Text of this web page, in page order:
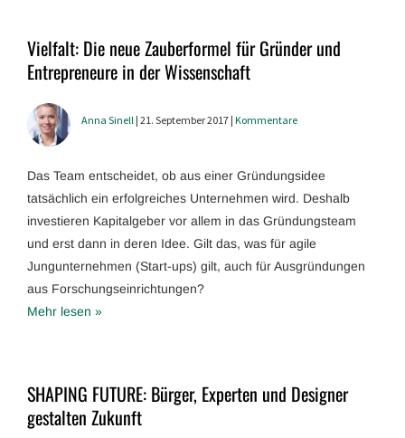
Vielfalt: Die neue Zauberformel für Gründer und
Entrepreneure in der Wissenschaft
Anna Sinell | 21. September 2017 | Kommentare
Das Team entscheidet, ob aus einer Gründungsidee
tatsächlich ein erfolgreiches Unternehmen wird. Deshalb
investieren Kapitalgeber vor allem in das Gründungsteam
und erst dann in deren Idee. Gilt das, was für agile
Jungunternehmen (Start-ups) gilt, auch für Ausgründungen
aus Forschungseinrichtungen?
Mehr lesen »
SHAPING FUTURE: Bürger, Experten und Designer
gestalten Zukunft